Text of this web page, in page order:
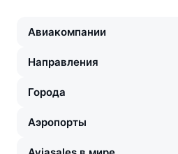
Авиакомпании
Направления
Города
Аэропорты